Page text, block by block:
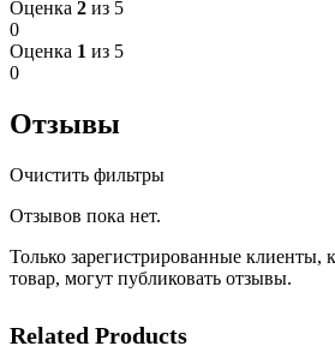
Оценка 2 из 5
0
Оценка 1 из 5
0
Отзывы
Очистить фильтры
Отзывов пока нет.
Только зарегистрированные
товар, могут публиковать отзывы.
Related Products